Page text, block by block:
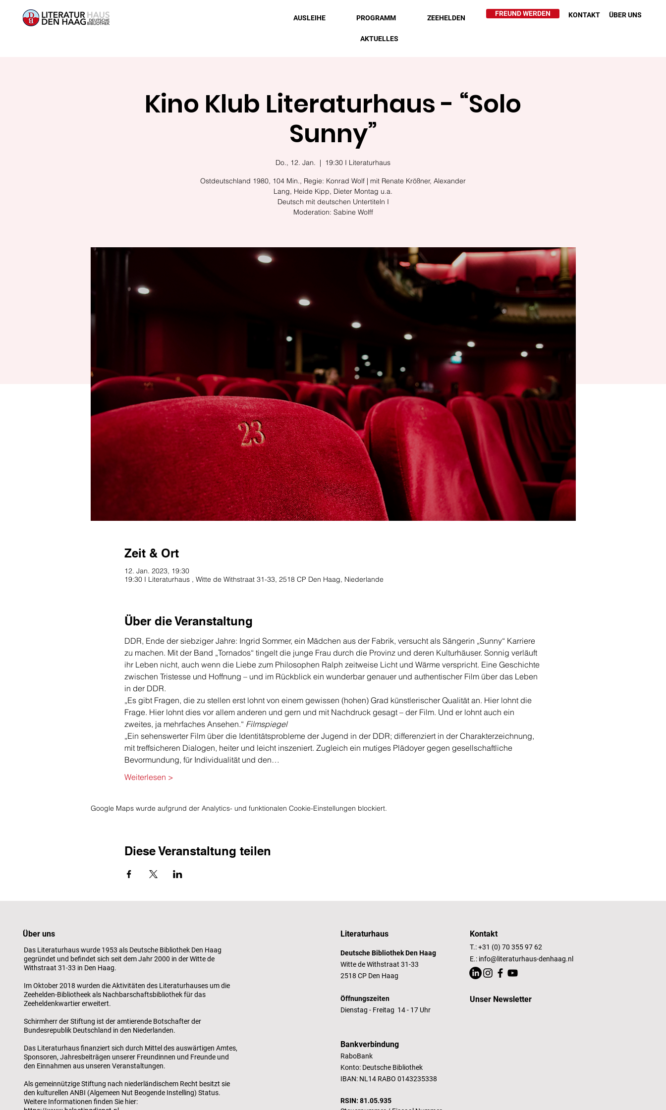
AUSLEIHE PROGRAMM ZEEHELDEN
AKTUELLES
FREUND WERDEN KONTAKT ÜBER UNS
Kino Klub Literaturhaus - “Solo
Sunny”
Do., 12. Jan.
  |
19:30 I Literaturhaus
Ostdeutschland 1980, 104 Min., Regie: Konrad Wolf | mit Renate Krößner, Alexander
Lang, Heide Kipp, Dieter Montag u.a.
Deutsch mit deutschen Untertiteln I
Moderation: Sabine Wolff
Zeit & Ort
12. Jan. 2023, 19:30
19:30 I Literaturhaus , Witte de Withstraat 31-33, 2518 CP Den Haag, Niederlande
Über die Veranstaltung
DDR, Ende der siebziger Jahre: Ingrid Sommer, ein Mädchen aus der Fabrik, versucht als Sängerin „Sunny“ Karriere
zu machen. Mit der Band „Tornados“ tingelt die junge Frau durch die Provinz und deren Kulturhäuser. Sonnig verläuft
ihr Leben nicht, auch wenn die Liebe zum Philosophen Ralph zeitweise Licht und Wärme verspricht. Eine Geschichte
zwischen Tristesse und Hoffnung – und im Rückblick ein wunderbar genauer und authentischer Film über das Leben
in der DDR.
„Es gibt Fragen, die zu stellen erst lohnt von einem gewissen (hohen) Grad künstlerischer Qualität an. Hier lohnt die
Frage. Hier lohnt dies vor allem anderen und gern und mit Nachdruck gesagt – der Film. Und er lohnt auch ein
zweites, ja mehrfaches Ansehen.“ Filmspiegel
„Ein sehenswerter Film über die Identitätsprobleme der Jugend in der DDR; differenziert in der Charakterzeichnung,
mit treffsicheren Dialogen, heiter und leicht inszeniert. Zugleich ein mutiges Plädoyer gegen gesellschaftliche
Bevormundung, für Individualität und den…
Weiterlesen >
Google Maps wurde aufgrund der Analytics- und funktionalen Cookie-Einstellungen blockiert.
Diese Veranstaltung teilen
Über uns
Das Literaturhaus wurde 1953 als Deutsche Bibliothek Den Haag
gegründet und befindet sich seit dem Jahr 2000 in der Witte de
Withstraat 31-33 in Den Haag.
Im Oktober 2018 wurden die Aktivitäten des Literaturhauses um die
Zeehelden-Bibliotheek als Nachbarschaftsbibliothek für das
Zeeheldenkwartier erweitert.
Schirmherr der Stiftung ist der amtierende Botschafter der
Bundesrepublik Deutschland in den Niederlanden.
Das Literaturhaus finanziert sich durch Mittel des auswärtigen Amtes,
Sponsoren, Jahresbeiträgen unserer Freundinnen und Freunde und
den Einnahmen aus unseren Veranstaltungen.
Als gemeinnützige Stiftung nach niederländischem Recht besitzt sie
den kulturellen ANBI (Algemeen Nut Beogende Instelling) Status.
Weitere Informationen finden Sie hier:
Literaturhaus
Deutsche Bibliothek Den Haag
Witte de Withstraat 31-33
2518 CP Den Haag
Öffnungszeiten
Dienstag - Freitag 14 - 17 Uhr
Bankverbindung
RaboBank
Konto: Deutsche Bibliothek
IBAN: NL14 RABO 0143235338
RSIN: 81.05.935
Kontakt
T.: +31 (0) 70 355 97 62
E.: info@literaturhaus-denhaag.nl
Unser Newsletter